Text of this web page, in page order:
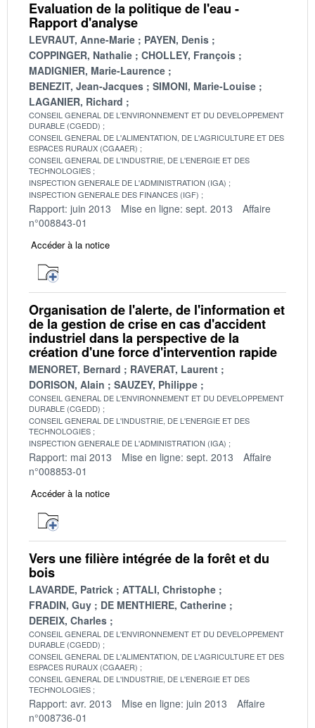
Evaluation de la politique de l'eau -
Rapport d'analyse
LEVRAUT, Anne-Marie
PAYEN, Denis
COPPINGER, Nathalie
CHOLLEY, François
MADIGNIER, Marie-Laurence
BENEZIT, Jean-Jacques
SIMONI, Marie-Louise
LAGANIER, Richard
CONSEIL GENERAL DE L'ENVIRONNEMENT ET DU DEVELOPPEMENT
DURABLE (CGEDD)
CONSEIL GENERAL DE L'ALIMENTATION, DE L'AGRICULTURE ET DES
ESPACES RURAUX (CGAAER)
CONSEIL GENERAL DE L'INDUSTRIE, DE L'ENERGIE ET DES
TECHNOLOGIES
INSPECTION GENERALE DE L'ADMINISTRATION (IGA)
INSPECTION GENERALE DES FINANCES (IGF)
Rapport: juin 2013 Mise en ligne: sept. 2013
Affaire
n°008843-01
Accéder à la notice
Organisation de l'alerte, de l'information et
de la gestion de crise en cas d'accident
industriel dans la perspective de la
création d'une force d'intervention rapide
MENORET, Bernard
RAVERAT, Laurent
DORISON, Alain
SAUZEY, Philippe
CONSEIL GENERAL DE L'ENVIRONNEMENT ET DU DEVELOPPEMENT
DURABLE (CGEDD)
CONSEIL GENERAL DE L'INDUSTRIE, DE L'ENERGIE ET DES
TECHNOLOGIES
INSPECTION GENERALE DE L'ADMINISTRATION (IGA)
Rapport: mai 2013 Mise en ligne: sept. 2013
Affaire
n°008853-01
Accéder à la notice
Vers une filière intégrée de la forêt et du
bois
LAVARDE, Patrick
ATTALI, Christophe
FRADIN, Guy
DE MENTHIERE, Catherine
DEREIX, Charles
CONSEIL GENERAL DE L'ENVIRONNEMENT ET DU DEVELOPPEMENT
DURABLE (CGEDD)
CONSEIL GENERAL DE L'ALIMENTATION, DE L'AGRICULTURE ET DES
ESPACES RURAUX (CGAAER)
CONSEIL GENERAL DE L'INDUSTRIE, DE L'ENERGIE ET DES
TECHNOLOGIES
Rapport: avr. 2013 Mise en ligne: juin 2013
Affaire
n°008736-01